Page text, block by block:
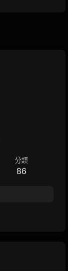
分類
86